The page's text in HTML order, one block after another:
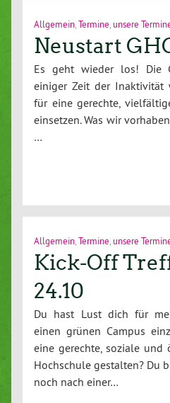
Allgemein,Termine,unsere
Neustart
Es geht wieder los! Die
einiger Zeit der
für eine gerechte,
einsetzen. Was wir
…
Allgemein Termine unsere
Kick-Off
24.10
Du hast Lust dich für
einen grünen Campus
eine gerechte, soziale
Hochschule gestalten? Du
noch nach einer…